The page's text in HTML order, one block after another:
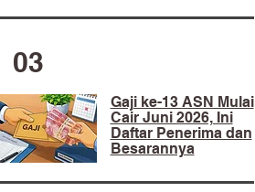
03
Gaji ke-13 ASN Mulai
Cair Juni 2026, Ini
Daftar Penerima dan
Besarannya